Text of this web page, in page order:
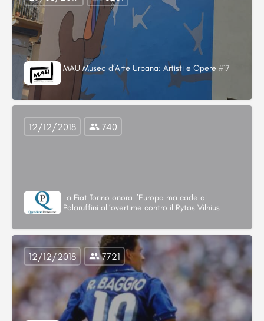
MAU Museo d’Arte Urbana: Artisti e Opere #17
La Fiat Torino onora l’Europa ma cade al
Palaruffini all’overtime contro il Rytas Vilnius
12/12/2018 740
12/12/2018 7721